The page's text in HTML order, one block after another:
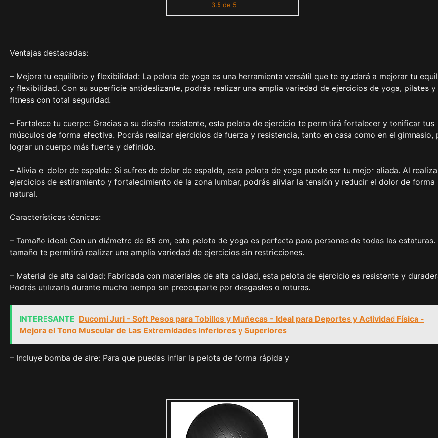
Niveles de Resistencia
3.5 de 5
Ventajas destacadas:
– Mejora tu equilibrio y flexibilidad: La pelota de yoga es una herramienta versátil que te ayudará a mejorar tu
y flexibilidad. Con su superficie antideslizante, podrás realizar una amplia variedad de ejercicios de yoga, pilates y
fitness con total seguridad.
– Fortalece tu cuerpo: Gracias a su diseño resistente, esta pelota de ejercicio te permitirá fortalecer y tonificar tus
músculos de forma efectiva. Podrás realizar ejercicios de fuerza y resistencia, tanto en casa como en el gimnasio,
lograr un cuerpo más fuerte y definido.
– Alivia el dolor de espalda: Si sufres de dolor de espalda, esta pelota de yoga puede ser tu mejor aliada. Al
ejercicios de estiramiento y fortalecimiento de la zona lumbar, podrás aliviar la tensión y reducir el dolor de forma
natural.
Características técnicas:
– Tamaño ideal: Con un diámetro de 65 cm, esta pelota de yoga es perfecta para personas de todas las estaturas.
tamaño te permitirá realizar una amplia variedad de ejercicios sin restricciones.
– Material de alta calidad: Fabricada con materiales de alta calidad, esta pelota de ejercicio es resistente y
Podrás utilizarla durante mucho tiempo sin preocuparte por desgastes o roturas.
INTERESANTE Ducomi Juri - Soft Pesos para Tobillos y Muñecas - Ideal para Deportes y Actividad Física -
Mejora el Tono Muscular de Las Extremidades Inferiores y Superiores
– Incluye bomba de aire: Para que puedas inflar la pelota de forma rápida y